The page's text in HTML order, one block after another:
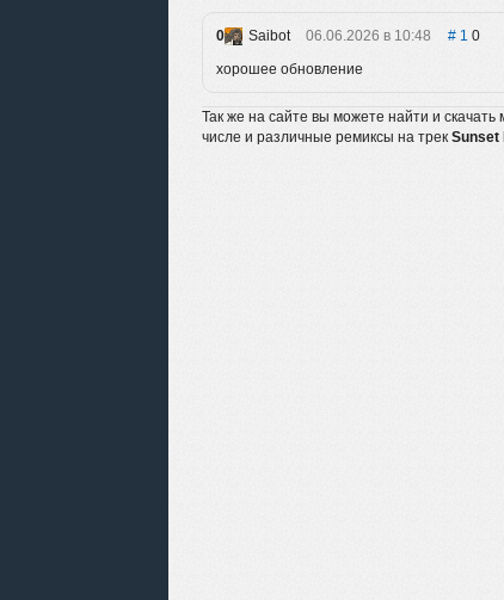
0 Saibot 06.06.2026 в 10:48 10
хорошее обновление
Так же на сайте вы можете найти и скачать
числе и различные ремиксы на трек Sunset